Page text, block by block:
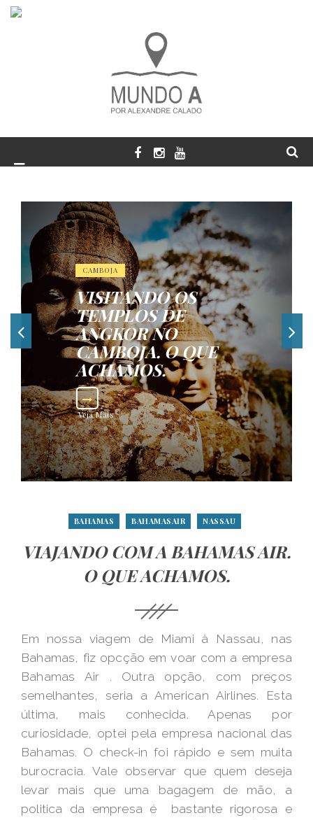
CAMBOJA
VISITANDO OS
TEMPLOS DE
ANGKOR NO
CAMBOJA. O QUE
ACHAMOS.
Veja Mais
BAHAMAS BAHAMASAIR NASSAU
VIAJANDO COM A BAHAMAS AIR.
O QUE ACHAMOS.
Em nossa viagem de Miami à Nassau, nas
Bahamas, fiz opcção em voar com a empresa
Bahamas Air . Outra opção, com preços
semelhantes, seria a American Airlines. Esta
última, mais conhecida. Apenas por
curiosidade, optei pela empresa nacional das
Bahamas. O check-in foi rápido e sem muita
burocracia. Vale observar que quem deseja
levar mais que uma bagagem de mão, a
politica da empresa é bastante rigorosa e